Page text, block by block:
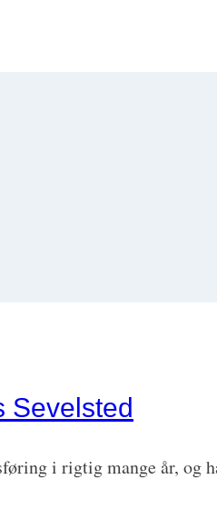
Sevelsted
i rigtig mange år, og